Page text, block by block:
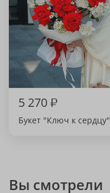
5 270₽
Букет "Ключ к сердцу"
Вы смотрели